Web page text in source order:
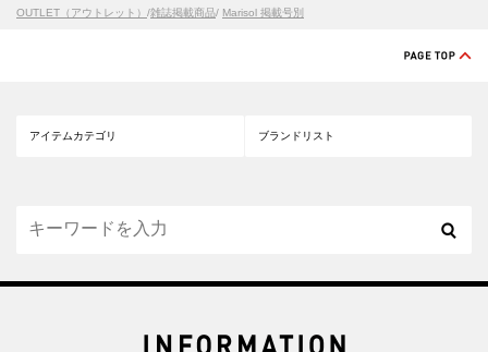
OUTLET（アウトレット） /雑誌掲載商品/ Marisol 掲載号別
アイテムカテゴリ ブランドリスト